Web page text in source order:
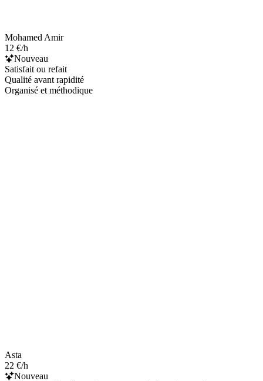
Mohamed Amir
12 €/h
Nouveau
Satisfait ou refait
Qualité avant rapidité
Organisé et méthodique
Asta
22 €/h
Nouveau